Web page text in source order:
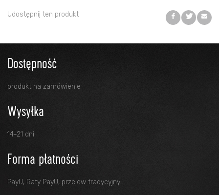
Udostępnij ten produkt
Dostępność
produkt na zamówienie
Wysyłka
14-21 dni
Forma płatności
PayU, Raty PayU, przelew tradycyjny